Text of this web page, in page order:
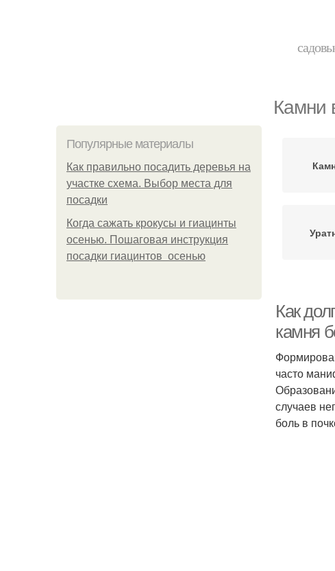
Камни
Популярные материалы
Как правильно посадить деревья на
участке схема. Выбор места для
посадки
Когда сажать крокусы и гиацинты
осенью. Пошаговая инструкция
посадки гиацинтов осенью
Как
камня
часто
случаев
боль в